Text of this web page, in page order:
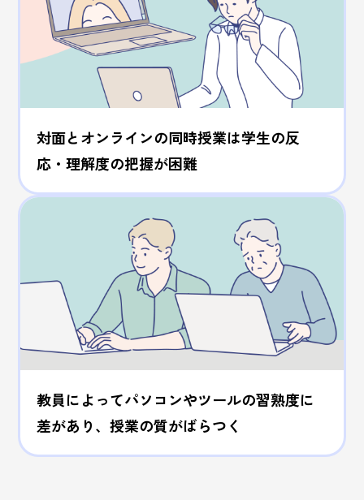
対面とオンラインの同時授業は学生の反
応・理解度の把握が困難
教員によってパソコンやツールの習熟度に
差があり、授業の質がばらつく